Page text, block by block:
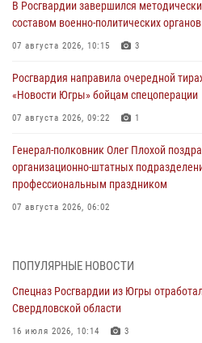
В Росгвардии завершился
составом военно-политических органов
07 августа 2026, 10:15 3
Росгвардия направила очередной
«Новости Югры» бойцам спецоперации
07 августа 2026, 09:22 1
Генерал-полковник Олег Плохой
организационно-штатных
профессиональным праздником
07 августа 2026, 06:02
Военнослужащие Росгвардии сбили
направлении
ПОПУЛЯРНЫЕ НОВОСТИ
Спецназ Росгвардии из Югры
Свердловской области
16 июля 2026, 10:14 3